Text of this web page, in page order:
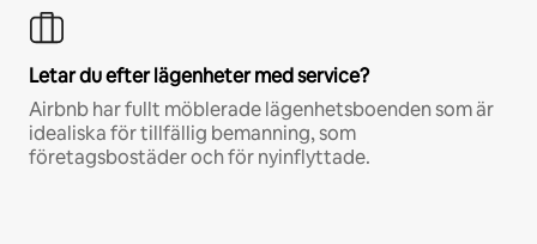
Letar du efter lägenheter med service?
Airbnb har fullt möblerade lägenhetsboenden som är
idealiska för tillfällig bemanning, som
företagsbostäder och för nyinflyttade.